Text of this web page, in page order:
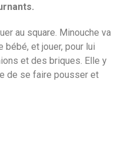
au square. Minouche va
bébé, et jouer, pour lui
et des briques. Elle y
de se faire pousser et